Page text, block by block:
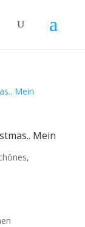
Mein
,